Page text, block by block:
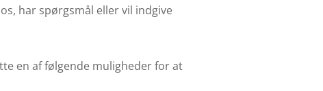
har spørgsmål eller vil indgive
en af følgende muligheder for at